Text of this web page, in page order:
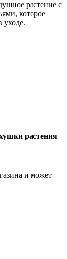
растение с
которое
уходе.
растения
и может